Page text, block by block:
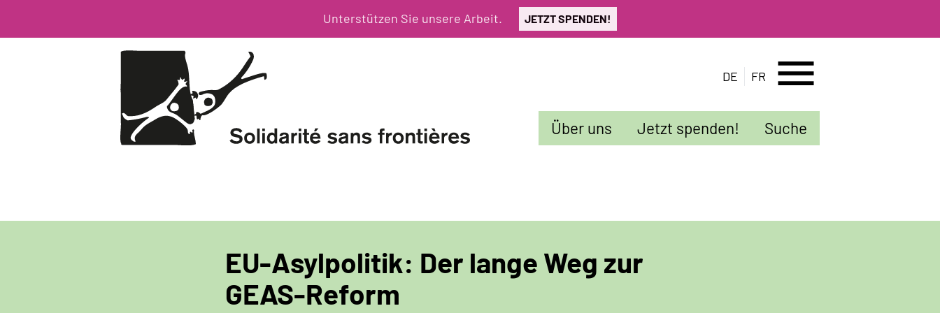
Unterstützen Sie unsere Arbeit. JETZT SPENDEN!
DE FR menu
Sekundarmenü
Über uns Jetzt spenden! Suche
EU-Asylpolitik: Der lange Weg zur
GEAS-Reform